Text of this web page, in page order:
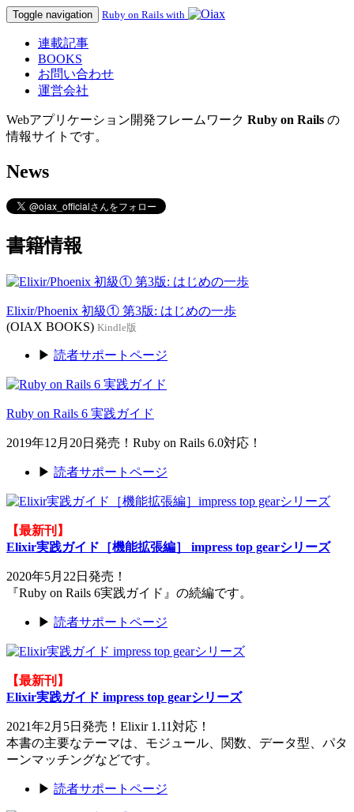
Toggle navigation Ruby on Rails with
連載記事
BOOKS
お問い合わせ
運営会社
Webアプリケーション開発フレームワーク Ruby on Rails の
情報サイトです。
News
書籍情報
Elixir/Phoenix 初級① 第3版: はじめの一歩
(OIAX BOOKS) Kindle版
▶ 読者サポートページ
Ruby on Rails 6 実践ガイド
2019年12月20日発売！Ruby on Rails 6.0対応！
▶ 読者サポートページ
【最新刊】
Elixir実践ガイド［機能拡張編］ impress top gearシリーズ
2020年5月22日発売！
『Ruby on Rails 6実践ガイド』の続編です。
▶ 読者サポートページ
【最新刊】
Elixir実践ガイド impress top gearシリーズ
2021年2月5日発売！Elixir 1.11対応！
本書の主要なテーマは、モジュール、関数、データ型、パタ
ーンマッチングなどです。
▶ 読者サポートページ